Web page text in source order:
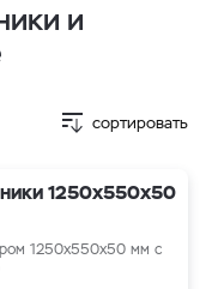
и
сортировать
1250х550х50
1250х550х50 мм с